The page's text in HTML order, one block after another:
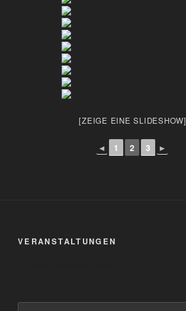
[ZEIGE EINE SLIDESHOW]
◄ 1 2 3 ►
VERANSTALTUNGEN